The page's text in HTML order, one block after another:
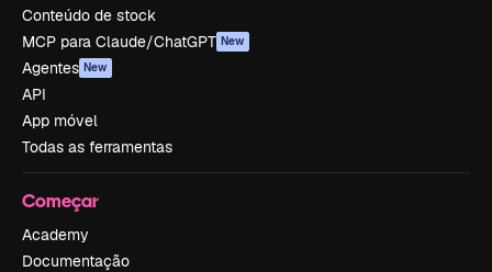
Conteúdo de stock
MCP para Claude/ChatGPT New
Agentes New
API
App móvel
Todas as ferramentas
Começar
Academy
Documentação